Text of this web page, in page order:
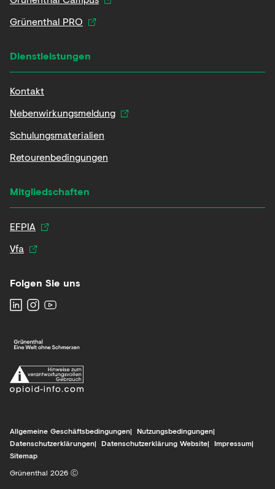
Grünenthal PRO
Dienstleistungen
Kontakt
Nebenwirkungsmeldung
Schulungsmaterialien
Retourenbedingungen
Mitgliedschaften
EFPIA
Vfa
Folgen Sie uns
Grünenthal 2026 Ⓒ
Allgemeine Geschäftsbedingungen
Nutzungsbedingungen
Datenschutzerklärungen
Datenschutzerklärung Website
Impressum
Sitemap